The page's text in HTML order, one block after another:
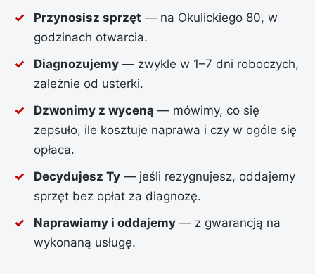
Przynosisz sprzęt — na Okulickiego 80, w
godzinach otwarcia.
Diagnozujemy — zwykle w 1–7 dni roboczych,
zależnie od usterki.
Dzwonimy z wyceną — mówimy, co się
zepsuło, ile kosztuje naprawa i czy w ogóle się
opłaca.
Decydujesz Ty — jeśli rezygnujesz, oddajemy
sprzęt bez opłat za diagnozę.
Naprawiamy i oddajemy — z gwarancją na
wykonaną usługę.